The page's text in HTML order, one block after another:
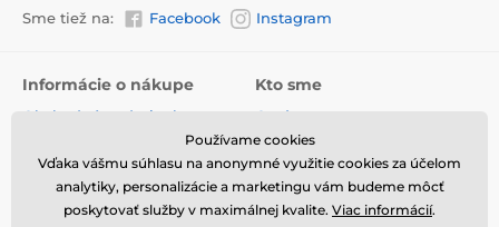
Sme tiež na: Facebook Instagram
Informácie o nákupe
Obchodné podmienky
Vrátenie tovaru a reklamácie
Online vrátenie a reklamácia
Kto sme
O nás
Kontaktné údaje
Ochrana osobných údajov
Spolupráca s Galamodino
Používame cookies
Vďaka vášmu súhlasu na anonymné využitie cookies za účelom
analytiky, personalizácie a marketingu vám budeme môcť
poskytovať služby v maximálnej kvalite. Viac informácií.